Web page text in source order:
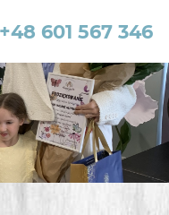
+48 601 567 346